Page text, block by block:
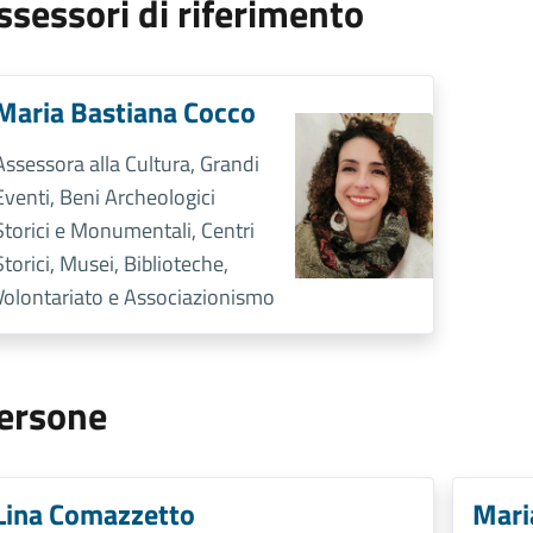
di riferimento
Bastiana Cocco
alla Cultura, Grandi
Beni Archeologici
e Monumentali, Centri
Musei, Biblioteche,
e Associazionismo
Comazzetto